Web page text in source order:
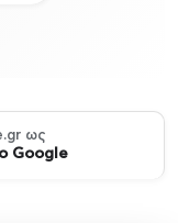
ως
Google